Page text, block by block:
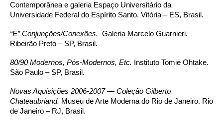
Contemporânea e galeria Espaço Universitário da
Universidade Federal do Espírito Santo. Vitória – ES, Brasil.
“E” Conjunções/Conexões. Galeria Marcelo Guarnieri.
Ribeirão Preto – SP, Brasil.
80/90 Modernos, Pós-Modernos, Etc. Instituto Tomie Ohtake.
São Paulo – SP, Brasil.
Novas Aquisições 2006-2007 — Coleção Gilberto
Chateaubriand. Museu de Arte Moderna do Rio de Janeiro. Rio
de Janeiro – RJ, Brasil.